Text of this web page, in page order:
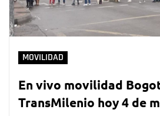
MOVILIDAD
En vivo movilidad
TransMilenio hoy 4 de